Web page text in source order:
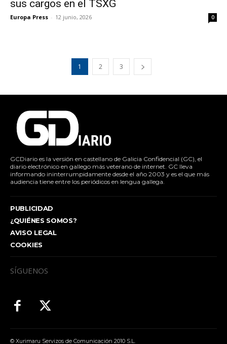
sus cargos en el TSXG
Europa Press - 12 junio, 2026 0
1 2 3
GCDiario es la versión en castellano de Galicia Confidencial (GC), el
diario electrónico en gallego más veterano de internet. GC lleva
informando ininterrumpidamente desde el año 2003 y es el que más
audiencia tiene entre los periódicos en lengua gallega.
PUBLICIDAD
¿QUIÉNES SOMOS?
AVISO LEGAL
COOKIES
SÍGUENOS
© Xurimaru Servizos de Comunicación 2010 S.L.